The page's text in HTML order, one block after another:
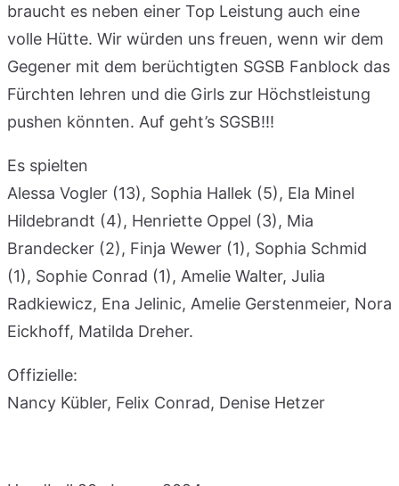
braucht es neben einer Top Leistung auch eine
volle Hütte. Wir würden uns freuen, wenn wir dem
Gegener mit dem berüchtigten SGSB Fanblock das
Fürchten lehren und die Girls zur Höchstleistung
pushen könnten. Auf geht’s SGSB!!!
Es spielten
Alessa Vogler (13), Sophia Hallek (5), Ela Minel
Hildebrandt (4), Henriette Oppel (3), Mia
Brandecker (2), Finja Wewer (1), Sophia Schmid
(1), Sophie Conrad (1), Amelie Walter, Julia
Radkiewicz, Ena Jelinic, Amelie Gerstenmeier, Nora
Eickhoff, Matilda Dreher.
Offizielle:
Nancy Kübler, Felix Conrad, Denise Hetzer